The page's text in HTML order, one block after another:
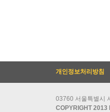
개인정보처리방침
03760 서울특별시
COPYRIGHT 2013